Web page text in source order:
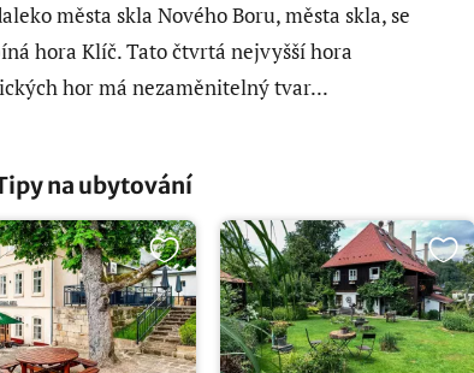
města skla Nového Boru, města skla, se
hora Klíč. Tato čtvrtá nejvyšší hora
hor má nezaměnitelný tvar...
na ubytování